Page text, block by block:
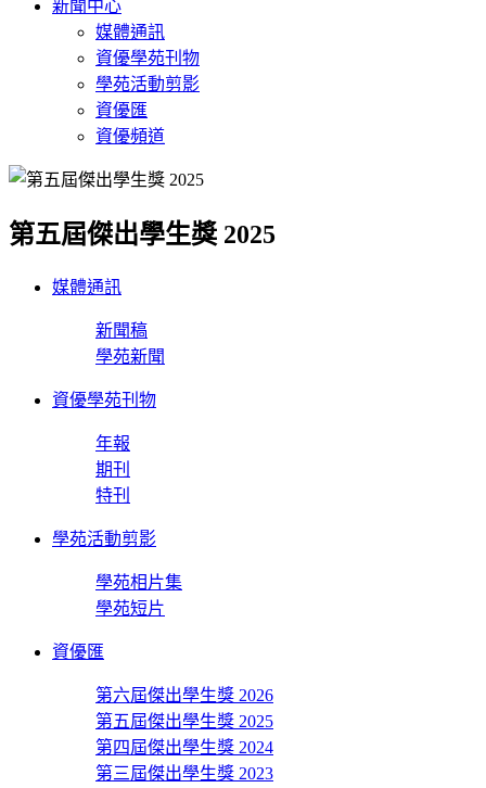
新聞中心
媒體通訊
資優學苑刊物
學苑活動剪影
資優匯
資優頻道
第五屆傑出學生獎 2025
媒體通訊
新聞稿
學苑新聞
資優學苑刊物
年報
期刊
特刊
學苑活動剪影
學苑相片集
學苑短片
資優匯
第六屆傑出學生獎 2026
第五屆傑出學生獎 2025
第四屆傑出學生獎 2024
第三屆傑出學生獎 2023